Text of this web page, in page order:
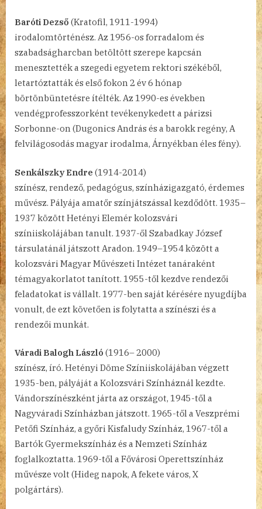
Baróti Dezső (Kratofil, 1911-1994)
irodalomtörténész. Az 1956-os forradalom és
szabadságharcban betöltött szerepe kapcsán
menesztették a szegedi egyetem rektori székéből,
letartóztatták és első fokon 2 év 6 hónap
börtönbüntetésre ítélték. Az 1990-es években
vendégprofesszorként tevékenykedett a párizsi
Sorbonne-on (Dugonics András és a barokk regény, A
felvilágosodás magyar irodalma, Árnyékban éles fény).
Senkálszky Endre (1914-2014)
színész, rendező, pedagógus, színházigazgató, érdemes
művész. Pályája amatőr színjátszással kezdődött. 1935–
1937 között Hetényi Elemér kolozsvári
színiiskolájában tanult. 1937-ől Szabadkay József
társulatánál játszott Aradon. 1949–1954 között a
kolozsvári Magyar Művészeti Intézet tanáraként
témagyakorlatot tanított. 1955-től kezdve rendezői
feladatokat is vállalt. 1977-ben saját kérésére nyugdíjba
vonult, de ezt követően is folytatta a színészi és a
rendezői munkát.
Váradi Balogh László (1916– 2000)
színész, író. Hetényi Döme Színiiskolájában végzett
1935-ben, pályáját a Kolozsvári Színháznál kezdte.
Vándorszínészként járta az országot, 1945-től a
Nagyváradi Színházban játszott. 1965-től a Veszprémi
Petőfi Színház, a győri Kisfaludy Színház, 1967-től a
Bartók Gyermekszínház és a Nemzeti Színház
foglalkoztatta. 1969-től a Fővárosi Operettszínház
művésze volt (Hideg napok, A fekete város, X
polgártárs).